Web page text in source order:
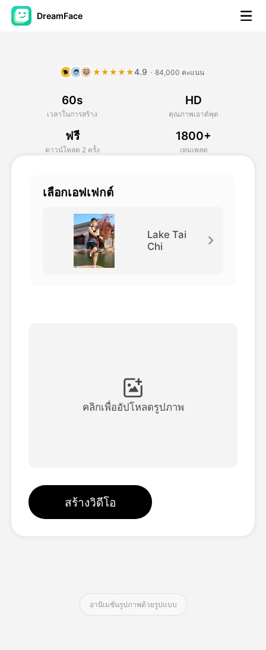
DreamFace
วิดีโออวัตาร์
วิดีโอ AI
รูปถ่าย
ดูเทมเพลตทั้งหมด
บล็อก
🐕 🧑 🐱 ★★★★★4.9 · 84,000 คะแนน
60s
เวลาในการสร้าง
HD
คุณภาพเอาต์พุต
ฟรี
ดาวน์โหลด 2 ครั้ง
1800+
เทมเพลต
เลือกเอฟเฟกต์
Lake Tai
Chi
คลิกเพื่ออัปโหลดรูปภาพ
สร้างวิดีโอ
อานิเมชั่นรูปภาพด้วยรูปแบบ